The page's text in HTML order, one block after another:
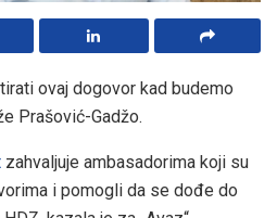
ovaj dogovor kad budemo
Prašović-Gadžo.
zahvaljuje ambasadorima koji su
i pomogli da se dođe do